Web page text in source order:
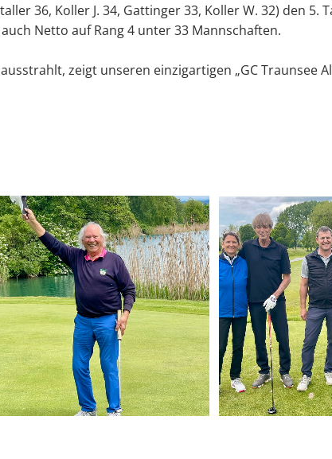
36, Koller J. 34, Gattinger 33, Koller W. 32) den
Netto auf Rang 4 unter 33 Mannschaften.
zeigt unseren einzigartigen „GC Traunsee